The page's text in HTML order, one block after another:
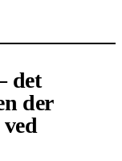
det
der